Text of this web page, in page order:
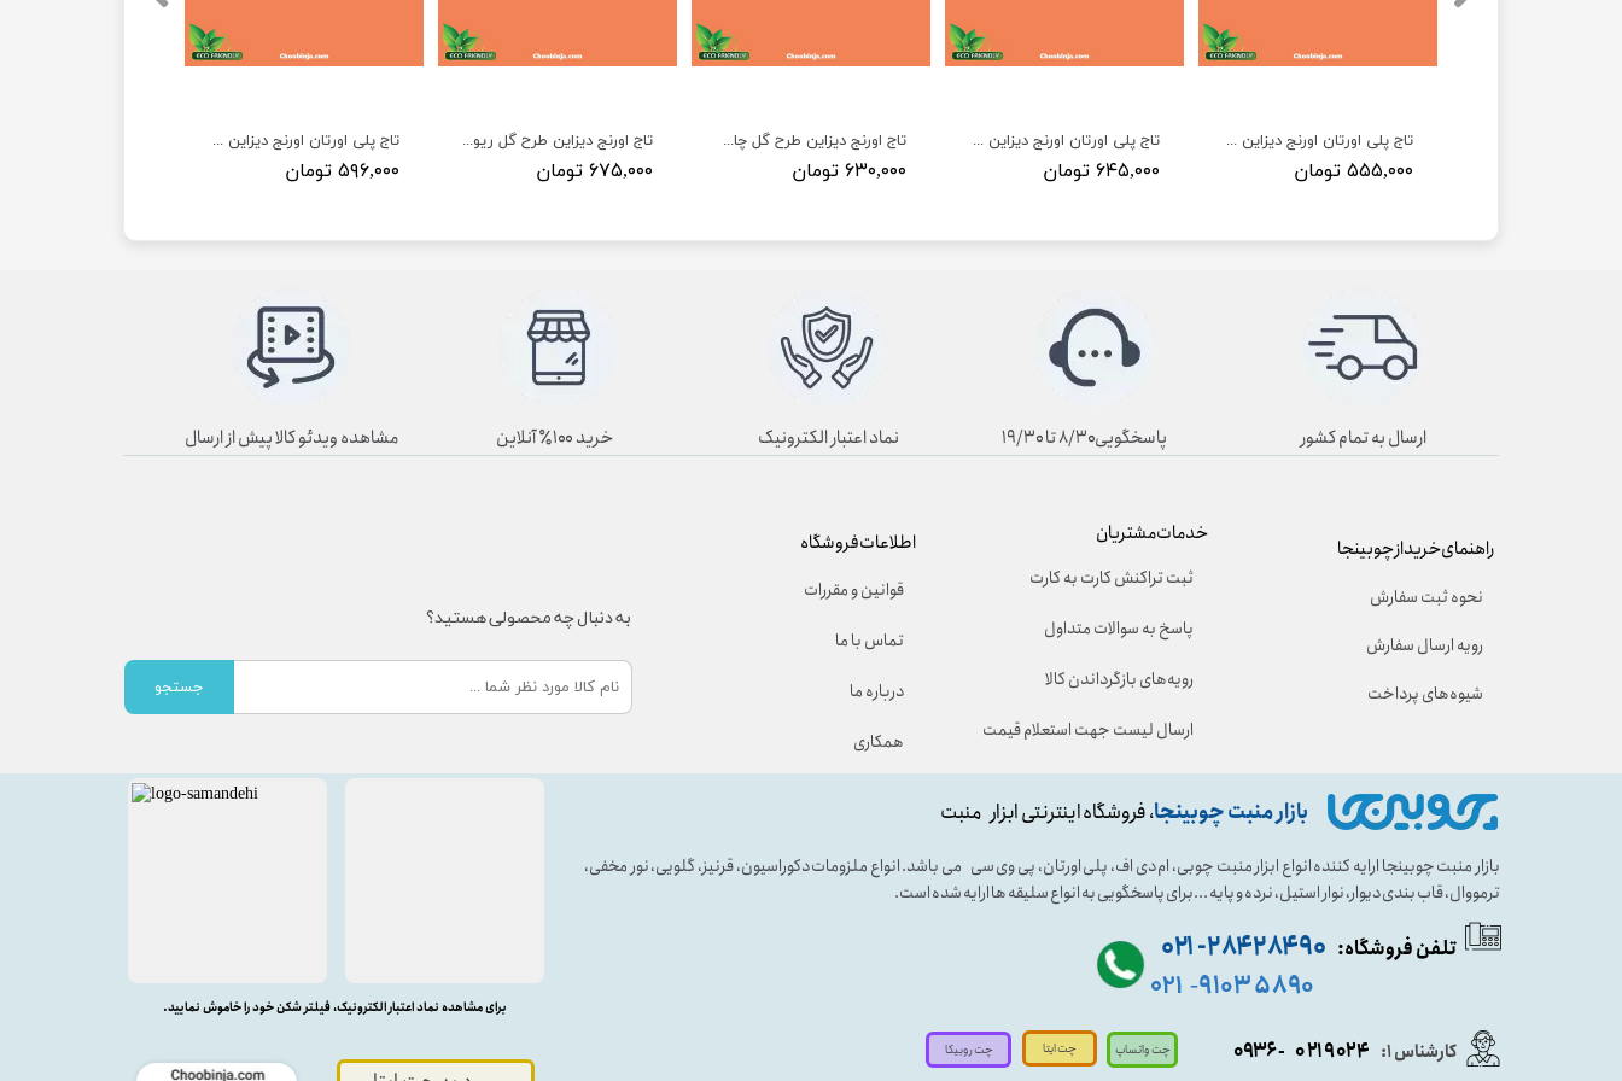
تاج پلی اورتان اورنج دیزاین طرح گل اطلس A151
۵۹۶,۰۰۰ تومان
تاج اورنج دیزاین طرح گل ریو A150
۶۷۵,۰۰۰ تومان
تاج اورنج دیزاین طرح گل چام A152
۶۳۰,۰۰۰ تومان
تاج پلی اورتان اورنج دیزاین طرح گل سزار A153
۶۴۵,۰۰۰ تومان
تاج پلی اورتان اورنج دیزاین طرح گل مرجان A154
۵۵۵,۰۰۰ تومان
بازار منبت چوبینجا، فروشگاه اینترنتی ابزار منبت
بازار منبت چوبینجا ارایه کننده انواع ابزار منبت چوبی، ام دی اف، پلی اورتان، پی وی سی می باشد. انواع ملزومات دکوراسیون، قرنیز، گلویی، نور مخفی،
ترمووال، قاب بندی دیوار، نوار استیل، نرده و پایه ...برای پاسخگویی به انواع سلیقه ها ارایه شده است.
کارشناس ۱: ۰۲۱۹۰۲۴ - ۰۹۳۶
تلفن فروشگاه: ۹۰ ۲۸۴ ۲۸۴- ۰۲۱
۵۸۹۰ ۹۱۰۳ -۰۲۱
برای مشاهده نماد اعتبار الکترونیک، فیلتر شکن خود را خاموش نمایید.
چت واتساپ چت ایتا چت روبیکا
راهنمای خرید از چوبینجا
نحوه ثبت سفارش
رویه ارسال سفارش
شیوه‌های پرداخت
خدمات مشتریان
ثبت تراکنش کارت به کارت
پاسخ به سوالات متداول
رویه‌های بازگرداندن کالا
ارسال لیست جهت استعلام قیمت
اطلاعات فروشگاه
قوانین و مقررات
تماس با ما
درباره ما
همکاری
به دنبال چه محصولی هستید؟
جستجو
ارسال به تمام کشور پاسخگویی۸/۳۰ تا ۱۹/۳۰ نماد اعتبار الکترونیک خرید ۱۰۰٪ آنلاین مشاهده ویدئو کالا پیش از ارسال